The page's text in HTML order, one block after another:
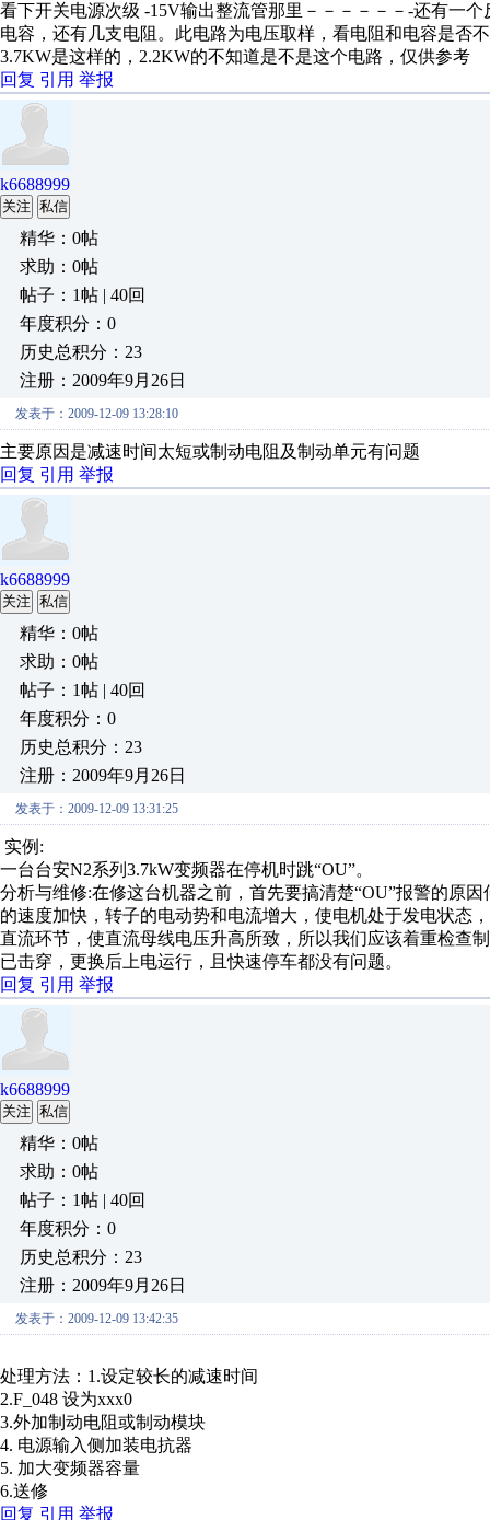
看下开关电源次级 -15V输出整流管那里－－－－－－-还有一
电容，还有几支电阻。此电路为电压取样，看电阻和电容是否
3.7KW是这样的，2.2KW的不知道是不是这个电路，仅供参考
回复 引用 举报
k6688999
关注 私信
精华：0帖
求助：0帖
帖子：1帖 | 40回
年度积分：0
历史总积分：23
注册：2009年9月26日
发表于：2009-12-09 13:28:10
主要原因是减速时间太短或制动电阻及制动单元有问题
回复 引用 举报
k6688999
关注 私信
精华：0帖
求助：0帖
帖子：1帖 | 40回
年度积分：0
历史总积分：23
注册：2009年9月26日
发表于：2009-12-09 13:31:25
实例:
一台台安N2系列3.7kW变频器在停机时跳“OU”。
分析与维修:在修这台机器之前，首先要搞清楚“OU”报警的原
的速度加快，转子的电动势和电流增大，使电机处于发电状态
直流环节，使直流母线电压升高所致，所以我们应该着重检查
已击穿，更换后上电运行，且快速停车都没有问题。
回复 引用 举报
k6688999
关注 私信
精华：0帖
求助：0帖
帖子：1帖 | 40回
年度积分：0
历史总积分：23
注册：2009年9月26日
发表于：2009-12-09 13:42:35
处理方法：1.设定较长的减速时间
2.F_048 设为xxx0
3.外加制动电阻或制动模块
4. 电源输入侧加装电抗器
5. 加大变频器容量
6.送修
回复 引用 举报